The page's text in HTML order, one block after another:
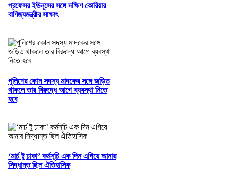
প্রফেসর ইউনূসের সঙ্গে দক্ষিণ কোরিয়ার
বাণিজ্যমন্ত্রীর সাক্ষাৎ
পুলিশের কোন সদস্য মাদকের সঙ্গে জড়িত
থাকলে তার বিরুদ্ধে আগে ব্যবস্থা নিতে
হবে
‘মার্চ টু ঢাকা’ কর্মসূচি এক দিন এগিয়ে আনার
সিদ্ধান্ত ছিল ঐতিহাসিক